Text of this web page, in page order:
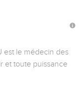
est le médecin des
et toute puissance